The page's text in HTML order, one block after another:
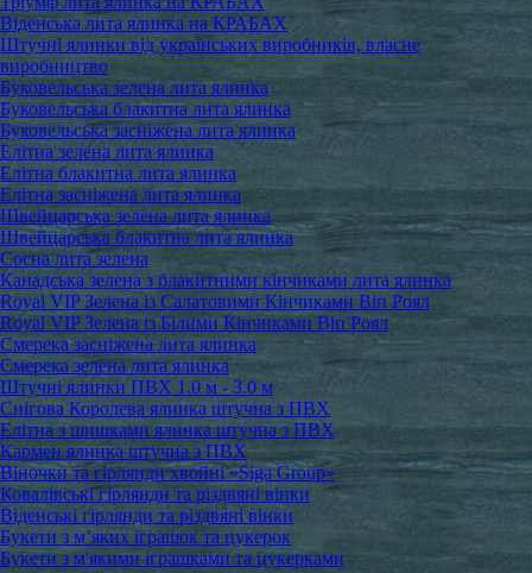
Віденська лита ялинка на КРАБАХ
Штучні ялинки від українських виробників, власне
виробництво
Буковельська зелена лита ялинка
Буковельська блакитна лита ялинка
Буковельська засніжена лита ялинка
Елітна зелена лита ялинка
Елітна блакитна лита ялинка
Елітна засніжена лита ялинка
Швейцарська зелена лита ялинка
Швейцарська блакитна лита ялинка
Сосна лита зелена
Канадська зелена з блакитними кінчиками лита ялинка
Royal VIP Зелена із Салатовими Кінчиками Віп Роял
Royal VIP Зелена із Білими Кінчиками Віп Роял
Смерека засніжена лита ялинка
Смерека зелена лита ялинка
Штучні ялинки ПВХ 1.0 м - 3.0 м
Снігова Королева ялинка штучна з ПВХ
Елітна з шишками ялинка штучна з ПВХ
Кармен ялинка штучна з ПВХ
Віночки та гірлянди хвойні «Siga Group»
Ковалівські гірлянди та різдвяні вінки
Віденські гірлянди та різдвяні вінки
Букети з м’яких іграшок та цукерок
Букети з м'якими іграшками та цукерками